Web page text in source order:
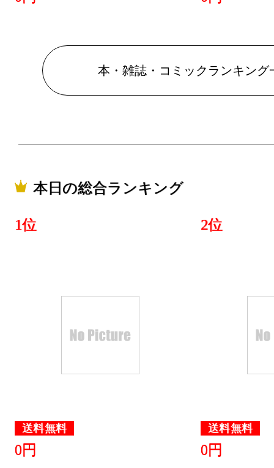
本・雑誌・コミックランキング
本日の総合ランキング
1位
送料無料
0円
2位
送料無料
0円